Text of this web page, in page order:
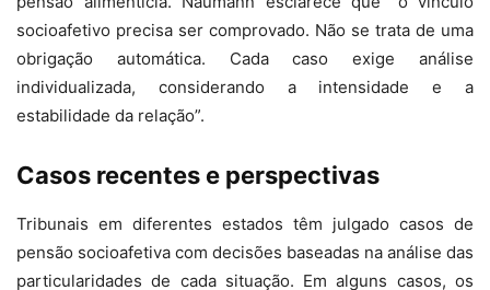
socioafetivo precisa ser comprovado. Não se trata de uma
obrigação automática. Cada caso exige análise
individualizada, considerando a intensidade e a
estabilidade da relação”.
Casos recentes e perspectivas
Tribunais em diferentes estados têm julgado casos de
pensão socioafetiva com decisões baseadas na análise das
particularidades de cada situação. Em alguns casos, os